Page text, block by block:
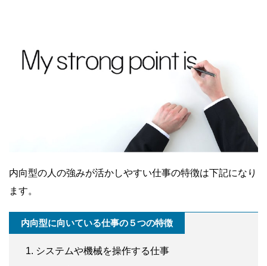
内向型の人の強みが活かしやすい仕事の特徴は下記になり
ます。
内向型に向いている仕事の５つの特徴
システムや機械を操作する仕事